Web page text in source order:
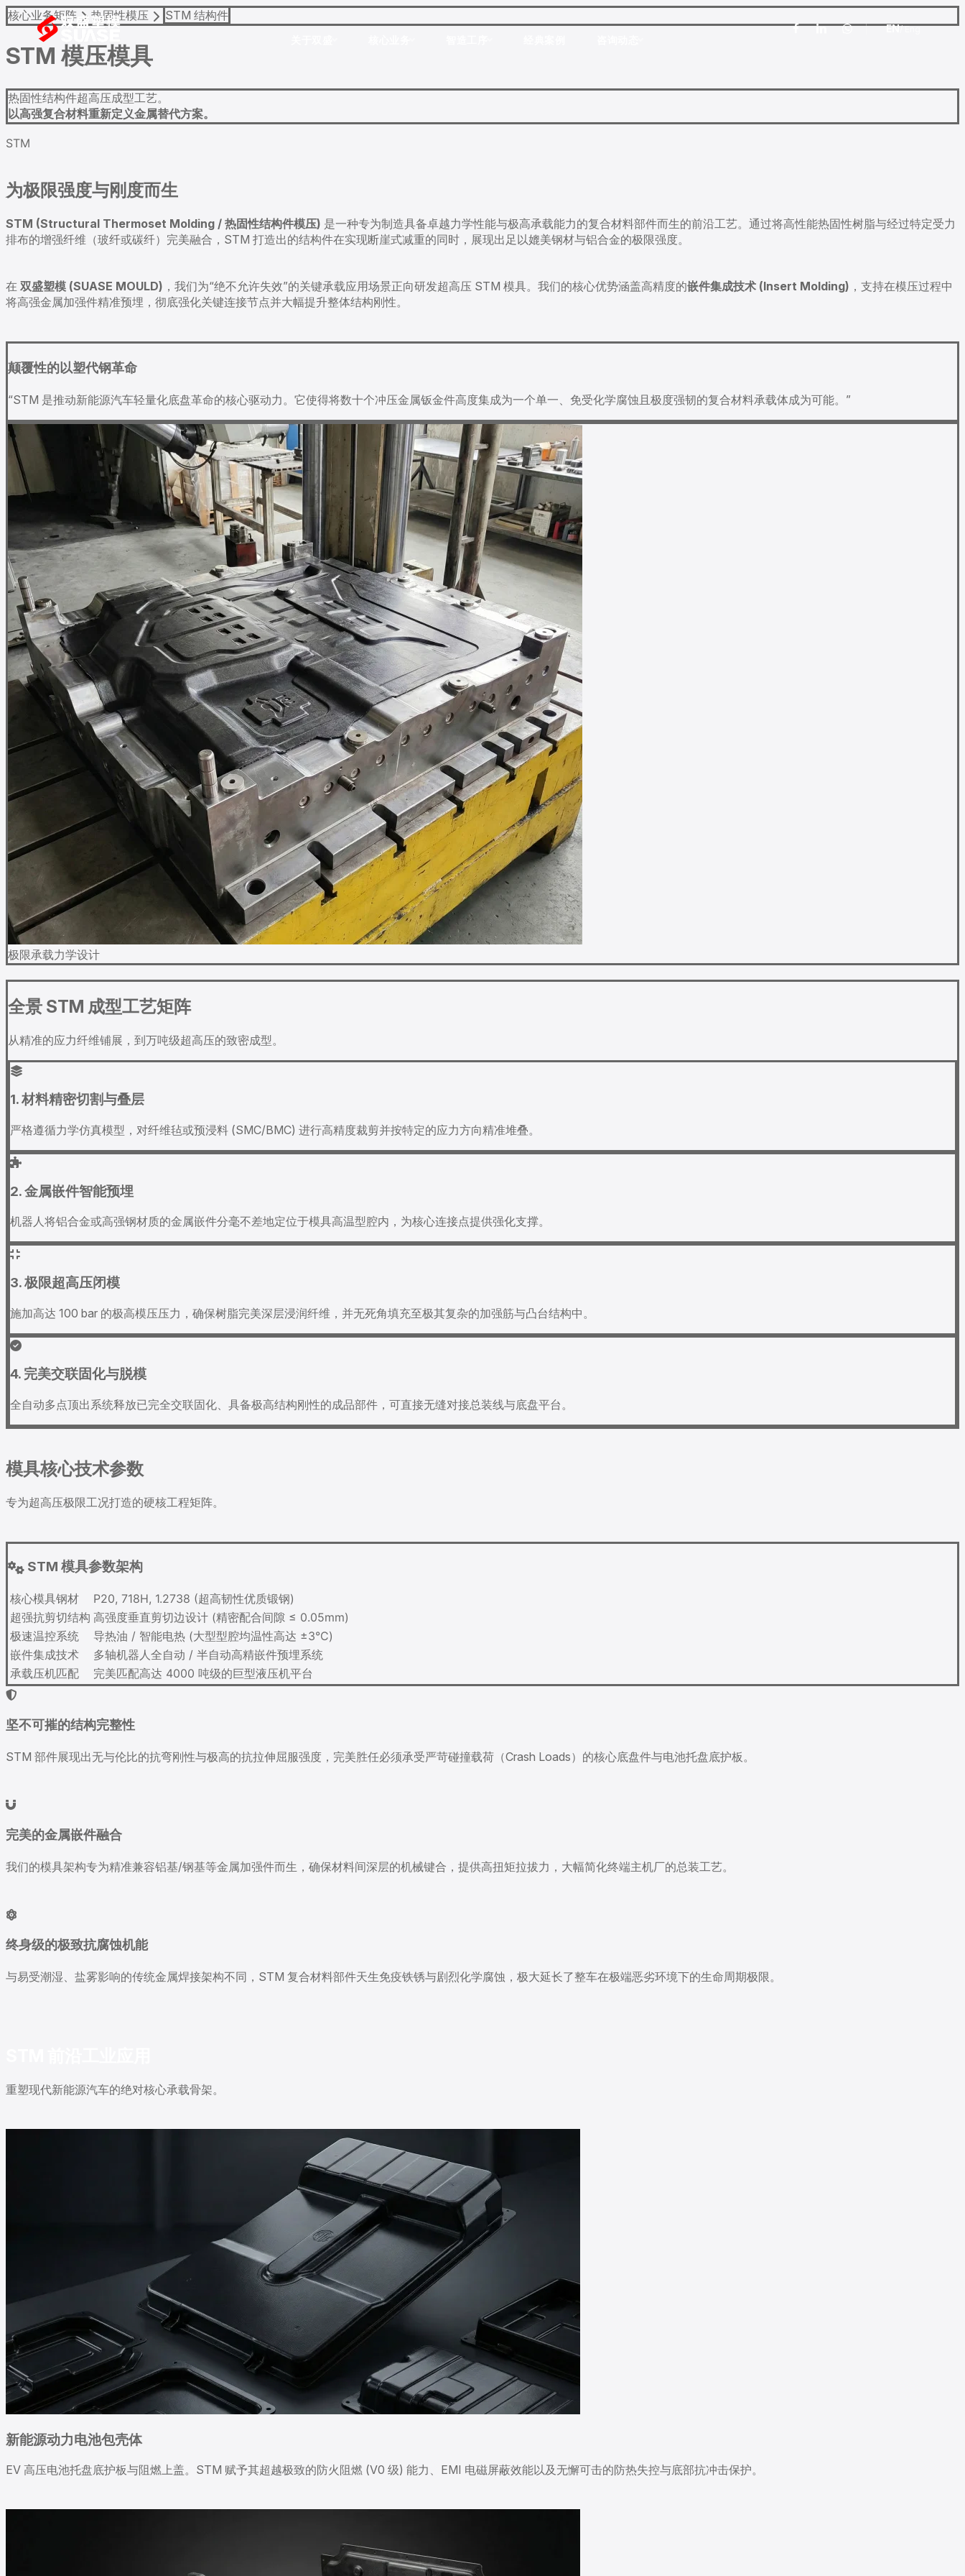
企业文化
热固性模压模具
模流分析与仿真
企业新闻
EN/ Eng
核心业务矩阵 热固性模压 STM 结构件
STM 模压模具
热固性结构件超高压成型工艺。
以高强复合材料重新定义金属替代方案。
STM
为极限强度与刚度而生
STM (Structural Thermoset Molding / 热固性结构件模压) 是一种专为制造具备卓越力学性能与极高承载能力的复合材料部件而生的前沿工艺。通过将高性能热固性树脂与经过特定受力
排布的增强纤维（玻纤或碳纤）完美融合，STM 打造出的结构件在实现断崖式减重的同时，展现出足以媲美钢材与铝合金的极限强度。
在 双盛塑模 (SUASE MOULD) ，我们为“绝不允许失效”的关键承载应用场景正向研发超高压 STM 模具。我们的核心优势涵盖高精度的嵌件集成技术 (Insert Molding) ，支持在模压过程中
将高强金属加强件精准预埋，彻底强化关键连接节点并大幅提升整体结构刚性。
颠覆性的以塑代钢革命
“STM 是推动新能源汽车轻量化底盘革命的核心驱动力。它使得将数十个冲压金属钣金件高度集成为一个单一、免受化学腐蚀且极度强韧的复合材料承载体成为可能。”
极限承载力学设计
全景 STM 成型工艺矩阵
从精准的应力纤维铺展，到万吨级超高压的致密成型。
1. 材料精密切割与叠层
严格遵循力学仿真模型，对纤维毡或预浸料 (SMC/BMC) 进行高精度裁剪并按特定的应力方向精准堆叠。
2. 金属嵌件智能预埋
机器人将铝合金或高强钢材质的金属嵌件分毫不差地定位于模具高温型腔内，为核心连接点提供强化支撑。
3. 极限超高压闭模
施加高达 100 bar 的极高模压压力，确保树脂完美深层浸润纤维，并无死角填充至极其复杂的加强筋与凸台结构中。
4. 完美交联固化与脱模
全自动多点顶出系统释放已完全交联固化、具备极高结构刚性的成品部件，可直接无缝对接总装线与底盘平台。
模具核心技术参数
专为超高压极限工况打造的硬核工程矩阵。
STM 模具参数架构
核心模具钢材
P20, 718H, 1.2738 (超高韧性优质锻钢)
超强抗剪切结构 高强度垂直剪切边设计 (精密配合间隙 ≤ 0.05mm)
极速温控系统
导热油 / 智能电热 (大型型腔均温性高达 ±3°C)
嵌件集成技术
多轴机器人全自动 / 半自动高精嵌件预埋系统
承载压机匹配
完美匹配高达 4000 吨级的巨型液压机平台
坚不可摧的结构完整性
STM 部件展现出无与伦比的抗弯刚性与极高的抗拉伸屈服强度，完美胜任必须承受严苛碰撞载荷（Crash Loads）的核心底盘件与电池托盘底护板。
完美的金属嵌件融合
我们的模具架构专为精准兼容铝基/钢基等金属加强件而生，确保材料间深层的机械键合，提供高扭矩拉拔力，大幅简化终端主机厂的总装工艺。
终身级的极致抗腐蚀机能
与易受潮湿、盐雾影响的传统金属焊接架构不同，STM 复合材料部件天生免疫铁锈与剧烈化学腐蚀，极大延长了整车在极端恶劣环境下的生命周期极限。
重塑现代新能源汽车的绝对核心承载骨架。
新能源动力电池包壳体
EV 高压电池托盘底护板与阻燃上盖。STM 赋予其超越极致的防火阻燃 (V0 级) 能力、EMI 电磁屏蔽效能以及无懈可击的防热失控与底部抗冲击保护。